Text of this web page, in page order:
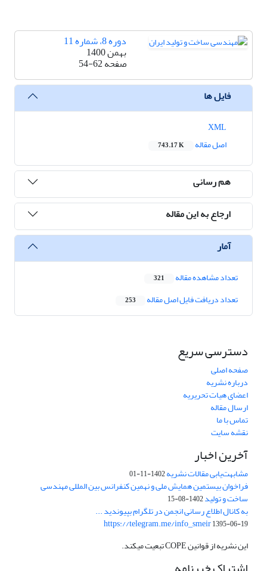
دوره 8، شماره 11
بهمن 1400
صفحه54-62
فایل ها
اصل مقاله
743.17 K
هم رسانی
ارجاع به این مقاله
آمار
تعداد مشاهده مقاله 321
تعداد دریافت فایل اصل مقاله 253
دسترسی سریع
صفحه اصلی
درباره نشریه
اعضای هیات تحریریه
ارسال مقاله
تماس با ما
نقشه سایت
آخرین اخبار
مشابهت‌یابی مقالات نشریه1402-11-01
فراخوان بیستمین همایش ملی و نهمین کنفرانس بین المللی مهندسی
ساخت و تولید1402-08-15
به کانال اطلاع رسانی انجمن در تلگرام بپیوندید ...
https://telegram.me/info_smeir1395-06-19
این نشریه از قوانین COPE تبعیت میکند.